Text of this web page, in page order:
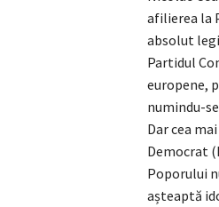
afilierea la
absolut
Partidul
europene,
numindu-
Dar cea
Democrat
Poporului
așteaptă